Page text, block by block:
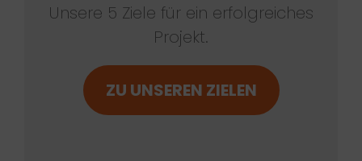
Unsere 5 Ziele für ein erfolgreiches
Projekt.
ZU UNSEREN ZIELEN